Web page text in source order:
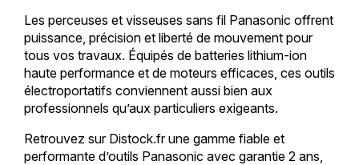
Les perceuses et visseuses sans fil Panasonic offrent
puissance, précision et liberté de mouvement pour
tous vos travaux. Équipés de batteries lithium-ion
haute performance et de moteurs efficaces, ces outils
électroportatifs conviennent aussi bien aux
professionnels qu’aux particuliers exigeants.
Retrouvez sur Distock.fr une gamme fiable et
performante d’outils Panasonic avec garantie 2 ans,